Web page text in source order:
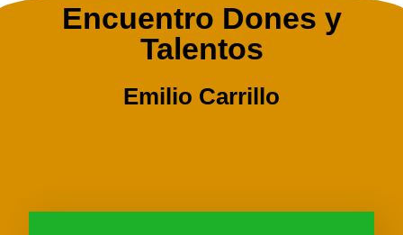
Encuentro Dones y
Talentos
Emilio Carrillo